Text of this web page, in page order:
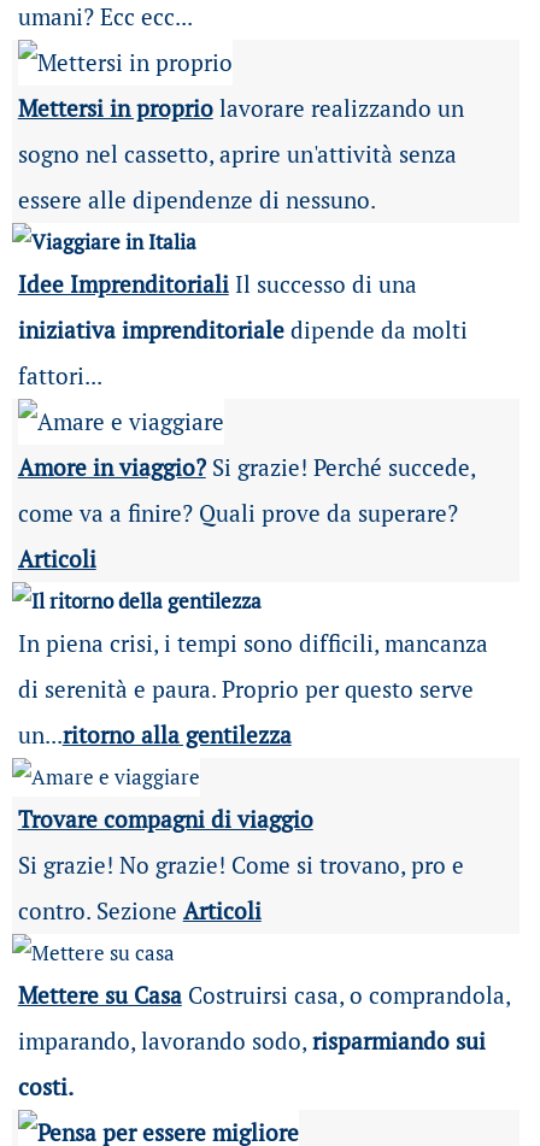
umani? Ecc ecc...
Mettersi in propriolavorare realizzando un
sogno nel cassetto, aprire un'attività senza
essere alle dipendenze di nessuno.
Idee ImprenditorialiIl successo di una
iniziativa imprenditorialedipende da molti
fattori...
Amore in viaggio?Si grazie! Perché succede,
come va a finire? Quali prove da superare?
Articoli
In piena crisi, i tempi sono difficili, mancanza
di serenità e paura. Proprio per questo serve
un...ritorno alla gentilezza
Trovare compagni di viaggio
Si grazie! No grazie! Come si trovano, pro e
contro. Sezione Articoli
Mettere su Casa Costruirsi casa, o comprandola,
imparando, lavorando sodo, risparmiando sui
costi.